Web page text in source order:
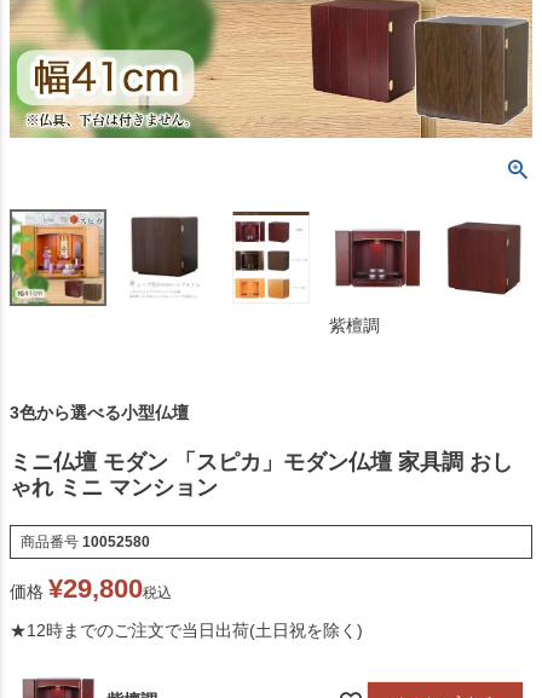
紫檀調
3色から選べる小型仏壇
ミニ仏壇 モダン 「スピカ」モダン仏壇 家具調 おし
ゃれ ミニ マンション
商品番号 10052580
価格 ¥29,800税込
★12時までのご注文で当日出荷(土日祝を除く)